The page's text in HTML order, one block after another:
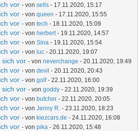
vor - vonsells - 17.11.2020, 15:17
vor - vonqueen - 17.11.2020, 15:55
vor - vontech - 18.11.2020, 15:09
vor - von herbert- 19.11.2020, 14:57
vor - vonSina - 19.11.2020, 15:54
vor - von luc - 20.11.2020, 19:07
sich vor - vonneverchange - 20.11.2020, 19:49
vor - vondevil - 20.11.2020, 20:43
vor - vongolf- 22.11.2020, 16:00
sich vor - vongoddy - 22.11.2020, 19:39
vor - von butcher - 22.11.2020, 20:05
vor - vonJenny R. - 23.11.2020, 18:23
vor - von kiezcars.de - 24.11.2020, 16:08
vor - vonpika - 26.11.2020, 15:48